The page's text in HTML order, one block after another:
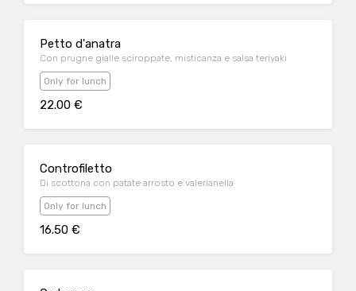
Petto d'anatra
Con prugne gialle sciroppate, misticanza e salsa teriyaki
Only for lunch
22.00 €
Controfiletto
Di scottona con patate arrosto e valerianella
Only for lunch
16.50 €